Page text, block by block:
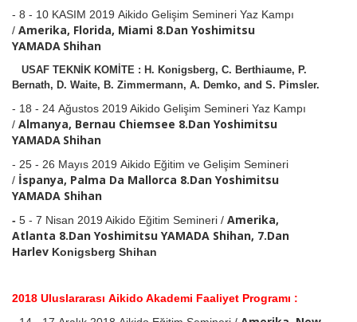
- 8 - 10 KASIM 2019 Aikido Gelişim Semineri Yaz Kampı
/ Amerika, Florida, Miami 8.Dan Yoshimitsu
YAMADA Shihan
USAF TEKNİK KOMİTE : H. Konigsberg, C. Berthiaume, P.
Bernath, D. Waite, B. Zimmermann, A. Demko, and S. Pimsler.
- 18 - 24 Ağustos 2019 Aikido Gelişim Semineri Yaz Kampı
/ Almanya, Bernau Chiemsee 8.Dan Yoshimitsu
YAMADA Shihan
- 25 - 26 Mayıs 2019 Aikido Eğitim ve Gelişim Semineri
/ İspanya, Palma Da Mallorca 8.Dan Yoshimitsu
YAMADA Shihan
- 5 - 7 Nisan 2019 Aikido Eğitim Semineri / Amerika,
Atlanta 8.Dan Yoshimitsu YAMADA Shihan, 7.Dan
Harlev Konigsberg Shihan
2018 Uluslararası Aikido Akademi Faaliyet Programı :